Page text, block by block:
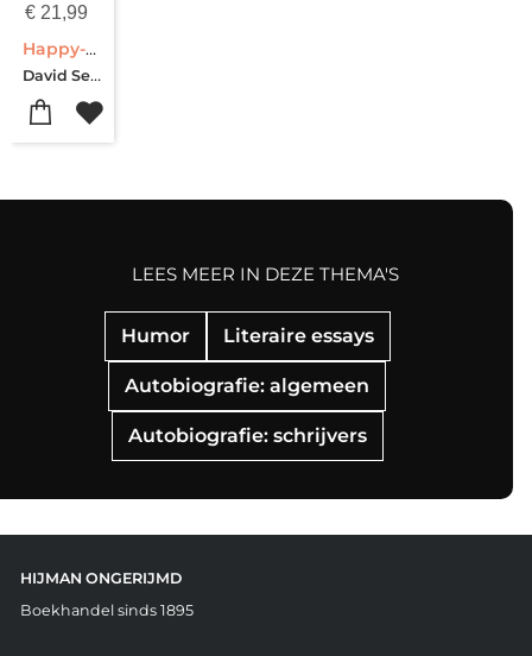
€21,99
Happy-go-lucky
David Sedaris
Humor Literaire essays
Autobiografie: algemeen
Autobiografie: schrijvers
LEES MEER IN DEZE THEMA'S
HIJMAN ONGERIJMD
Boekhandel sinds 1895